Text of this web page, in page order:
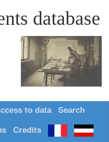
database
to data Search
Credits